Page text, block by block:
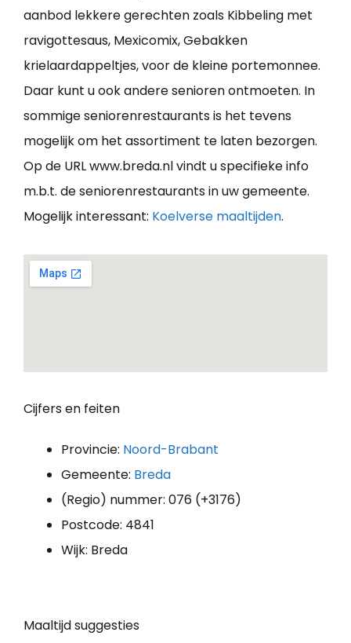
aanbod lekkere gerechten zoals Kibbeling met
ravigottesaus, Mexicomix, Gebakken
krielaardappeltjes, voor de kleine portemonnee.
Daar kunt u ook andere senioren ontmoeten. In
sommige seniorenrestaurants is het tevens
mogelijk om het assortiment te laten bezorgen.
Op de URL www.breda.nl vindt u specifieke info
m.b.t. de seniorenrestaurants in uw gemeente.
Mogelijk interessant: Koelverse maaltijden.
Cijfers en feiten
Provincie: Noord-Brabant
Gemeente: Breda
(Regio) nummer: 076 (+3176)
Postcode: 4841
Wijk: Breda
Maaltijd suggesties